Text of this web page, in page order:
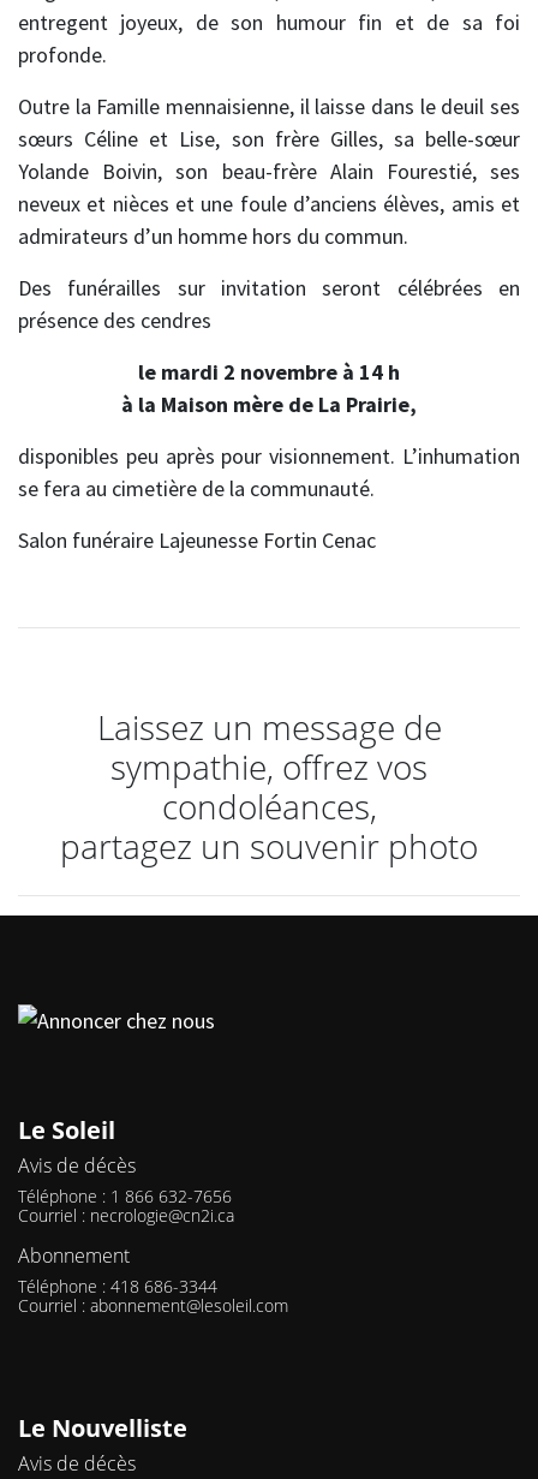
entregent joyeux, de son humour fin et de sa foi
profonde.
Outre la Famille mennaisienne, il laisse dans le deuil ses
sœurs Céline et Lise, son frère Gilles, sa belle-sœur
Yolande Boivin, son beau-frère Alain Fourestié, ses
neveux et nièces et une foule d’anciens élèves, amis et
admirateurs d’un homme hors du commun.
Des funérailles sur invitation seront célébrées en
présence des cendres
le mardi 2 novembre à 14 h
à la Maison mère de La Prairie,
disponibles peu après pour visionnement. L’inhumation
se fera au cimetière de la communauté.
Salon funéraire Lajeunesse Fortin Cenac
Laissez un message de
sympathie, offrez vos
condoléances,
partagez un souvenir photo
Le Soleil
Avis de décès
Téléphone : 1 866 632-7656
Courriel : necrologie@cn2i.ca
Abonnement
Téléphone : 418 686-3344
Courriel : abonnement@lesoleil.com
Le Nouvelliste
Avis de décès